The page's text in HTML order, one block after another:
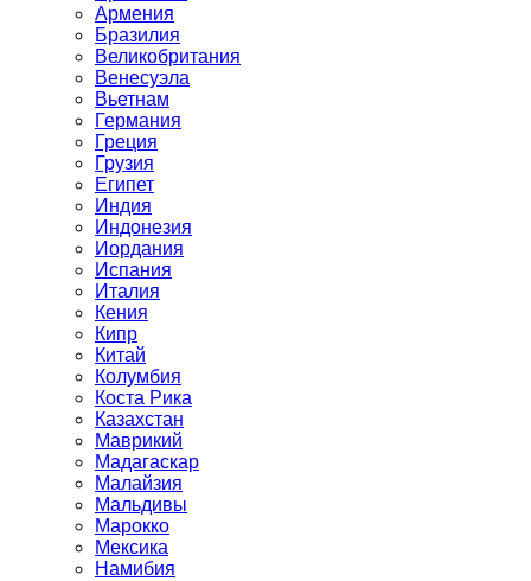
Армения
Бразилия
Великобритания
Венесуэла
Вьетнам
Германия
Греция
Грузия
Египет
Индия
Индонезия
Иордания
Испания
Италия
Кения
Кипр
Китай
Колумбия
Коста Рика
Казахстан
Маврикий
Мадагаскар
Малайзия
Мальдивы
Марокко
Мексика
Намибия